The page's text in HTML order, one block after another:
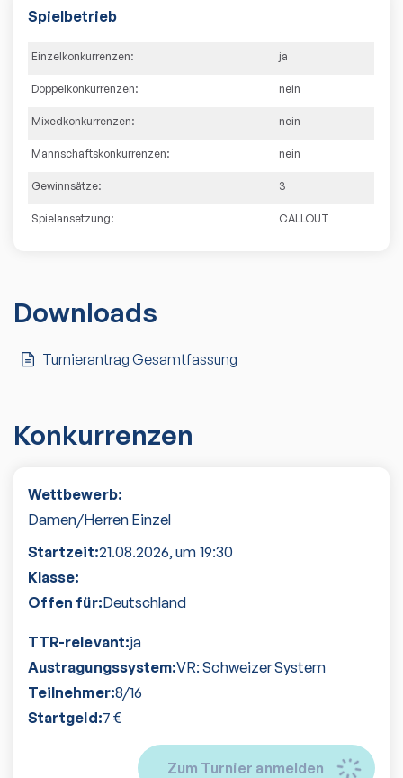
Spielbetrieb
Einzelkonkurrenzen: ja
Doppelkonkurrenzen: nein
Mixedkonkurrenzen: nein
Mannschaftskonkurrenzen: nein
Gewinnsätze: 3
Spielansetzung: CALLOUT
Downloads
Turnierantrag Gesamtfassung
Konkurrenzen
Wettbewerb:
Damen/Herren Einzel
Startzeit:21.08.2026, um 19:30
Klasse:
Offen für:Deutschland
TTR-relevant:ja
Austragungssystem:VR: Schweizer System
Teilnehmer:8/16
Startgeld:7 €
Zum Turnier anmelden